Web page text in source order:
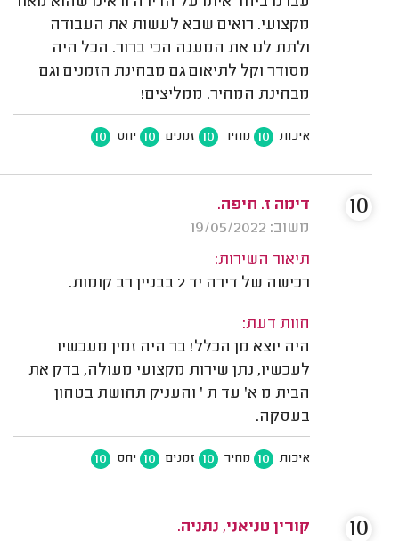
מקצועי. רואים שבא לעשות את העבודה
ולתת לנו את המענה הכי ברור. הכל היה
מסודר וקל לתיאום גם מבחינת הזמנים וגם
מבחינת המחיר. ממליצים!
איכות 10 מחיר 10 זמנים 10 יחס 10
דימה ז. חיפה.
משוב: 19/05/2022
תיאור השירות:
רכישה של דירה יד 2 בבניין רב קומות.
חוות דעת:
היה יוצא מן הכלל! בר היה זמין מעכשיו
לעכשיו, נתן שירות מקצועי מעולה, בדק את
הבית מ א' עד ת ' והעניק תחושת בטחון
בעסקה.
איכות 10 מחיר 10 זמנים 10 יחס 10
10
קורין טניאני, נתניה.
10